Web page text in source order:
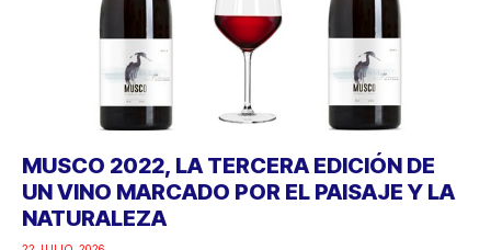
MUSCO 2022, LA TERCERA EDICIÓN DE
UN VINO MARCADO POR EL PAISAJE Y LA
NATURALEZA